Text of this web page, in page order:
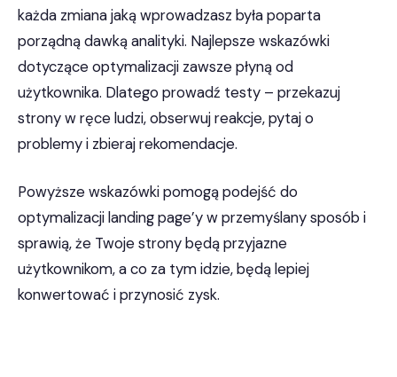
każda zmiana jaką wprowadzasz była poparta
porządną dawką analityki. Najlepsze wskazówki
dotyczące optymalizacji zawsze płyną od
użytkownika. Dlatego prowadź testy – przekazuj
strony w ręce ludzi, obserwuj reakcje, pytaj o
problemy i zbieraj rekomendacje.
Powyższe wskazówki pomogą podejść do
optymalizacji landing page’y w przemyślany sposób i
sprawią, że Twoje strony będą przyjazne
użytkownikom, a co za tym idzie, będą lepiej
konwertować i przynosić zysk.